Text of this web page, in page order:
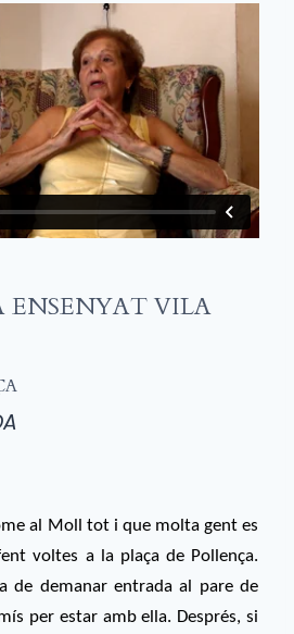
ENSENYAT VILA
al Moll tot i que molta gent es
voltes a la plaça de Pollença.
de demanar entrada al pare de
per estar amb ella. Després, si